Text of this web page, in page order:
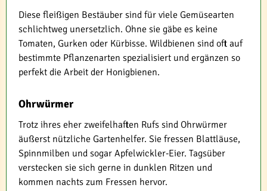
Diese fleißigen Bestäuber sind für viele Gemüsearten
schlichtweg unersetzlich. Ohne sie gäbe es keine
Tomaten, Gurken oder Kürbisse. Wildbienen sind oft auf
bestimmte Pflanzenarten spezialisiert und ergänzen so
perfekt die Arbeit der Honigbienen.
Ohrwürmer
Trotz ihres eher zweifelhaften Rufs sind Ohrwürmer
äußerst nützliche Gartenhelfer. Sie fressen Blattläuse,
Spinnmilben und sogar Apfelwickler-Eier. Tagsüber
verstecken sie sich gerne in dunklen Ritzen und
kommen nachts zum Fressen hervor.